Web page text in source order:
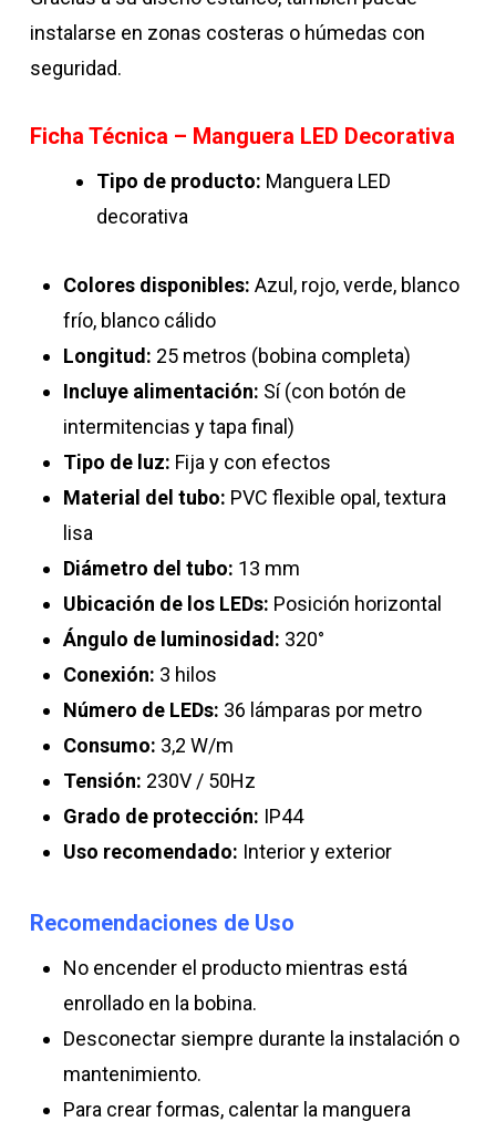
instalarse en zonas costeras o húmedas con
seguridad.
Ficha Técnica – Manguera LED Decorativa
Tipo de producto: Manguera LED
decorativa
Colores disponibles: Azul, rojo, verde, blanco
frío, blanco cálido
Longitud: 25 metros (bobina completa)
Incluye alimentación: Sí (con botón de
intermitencias y tapa final)
Tipo de luz: Fija y con efectos
Material del tubo: PVC flexible opal, textura
lisa
Diámetro del tubo: 13 mm
Ubicación de los LEDs: Posición horizontal
Ángulo de luminosidad: 320°
Conexión: 3 hilos
Número de LEDs: 36 lámparas por metro
Consumo: 3,2 W/m
Tensión: 230V / 50Hz
Grado de protección: IP44
Uso recomendado: Interior y exterior
Recomendaciones de Uso
No encender el producto mientras está
enrollado en la bobina.
Desconectar siempre durante la instalación o
mantenimiento.
Para crear formas, calentar la manguera